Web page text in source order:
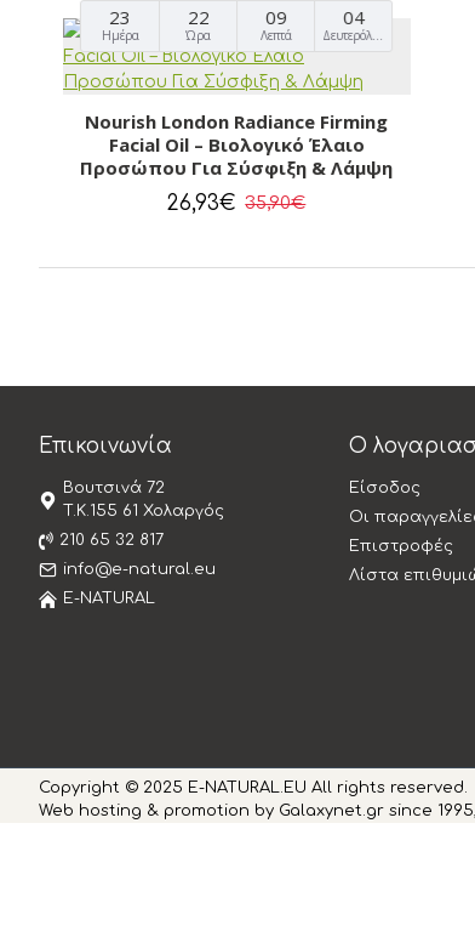
23
Ημέρα
22
Ώρα
09
Λεπτά
03
Δευτερόλεπτα
Nourish London Radiance Firming
Facial Oil – Βιολογικό Έλαιο
Προσώπου Για Σύσφιξη & Λάμψη
26,93€ 35,90€
Επικοινωνία
Βουτσινά 72
T.K.155 61 Χολαργός
210 65 32 817
info@e-natural.eu
E-NATURAL
Ο
Είσοδος
Οι
Επιστροφές
Λίστα
Copyright © 2025 E-NATURAL.EU All rights reserved.
Web hosting & promotion by Galaxynet.gr since